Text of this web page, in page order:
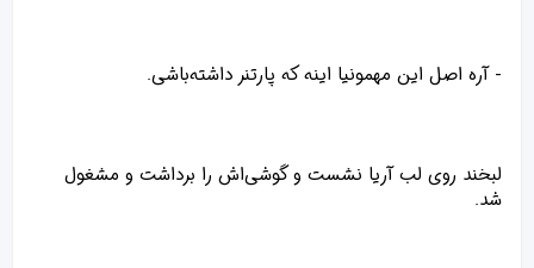
- آره اصل این مهمونیا اینه که پارتنر داشته‌باشی.
لبخند روی لب آریا نشست و گوشی‌اش را برداشت و مشغول
شد.